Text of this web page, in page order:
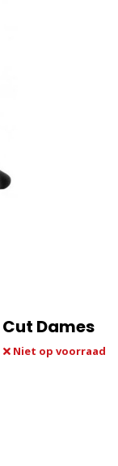
Dames
Niet op voorraad